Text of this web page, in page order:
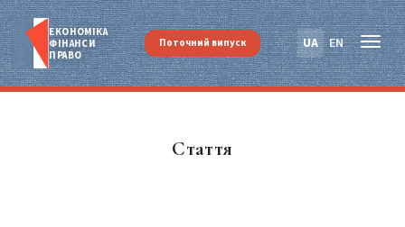
ЕКОНОМІКА
ФІНАНСИ
ПРАВО
UA EN
Поточний випуск
Стаття